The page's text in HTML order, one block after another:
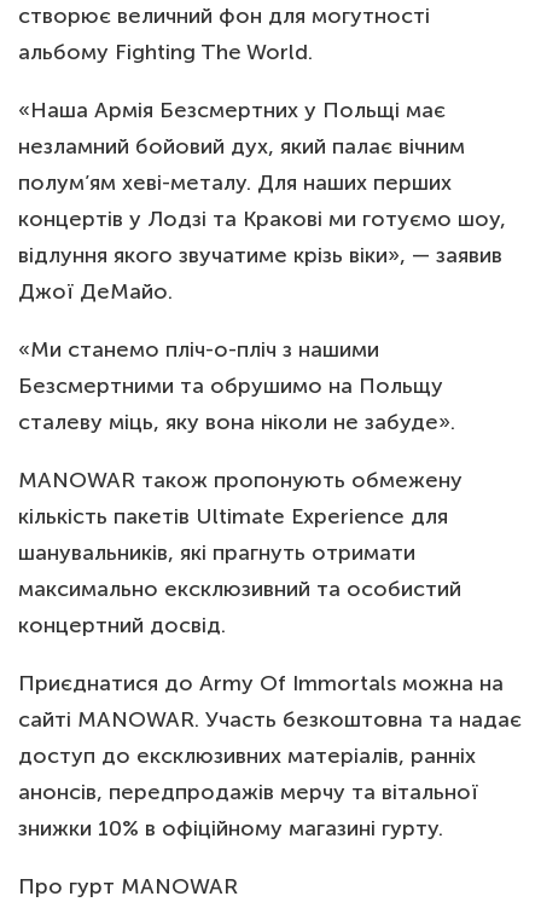
створює величний фон для могутності
альбому Fighting The World.
«Наша Армія Безсмертних у Польщі має
незламний бойовий дух, який палає вічним
полум’ям хеві-металу. Для наших перших
концертів у Лодзі та Кракові ми готуємо шоу,
відлуння якого звучатиме крізь віки», — заявив
Джої ДеМайо.
«Ми станемо пліч-о-пліч з нашими
Безсмертними та обрушимо на Польщу
сталеву міць, яку вона ніколи не забуде».
MANOWAR також пропонують обмежену
кількість пакетів Ultimate Experience для
шанувальників, які прагнуть отримати
максимально ексклюзивний та особистий
концертний досвід.
Приєднатися до Army Of Immortals можна на
сайті MANOWAR. Участь безкоштовна та надає
доступ до ексклюзивних матеріалів, ранніх
анонсів, передпродажів мерчу та вітальної
знижки 10% в офіційному магазині гурту.
Про гурт MANOWAR